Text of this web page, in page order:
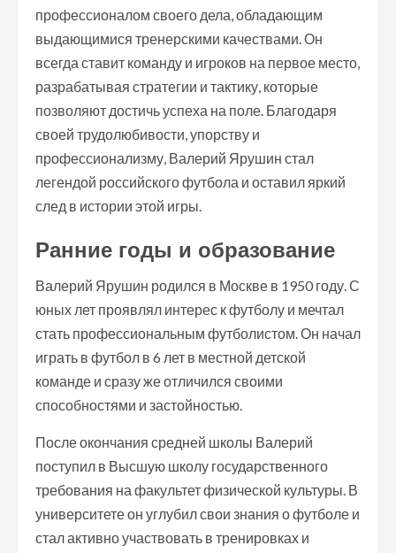
профессионалом своего дела, обладающим
выдающимися тренерскими качествами. Он
всегда ставит команду и игроков на первое место,
разрабатывая стратегии и тактику, которые
позволяют достичь успеха на поле. Благодаря
своей трудолюбивости, упорству и
профессионализму, Валерий Ярушин стал
легендой российского футбола и оставил яркий
след в истории этой игры.
Ранние годы и образование
Валерий Ярушин родился в Москве в 1950 году. С
юных лет проявлял интерес к футболу и мечтал
стать профессиональным футболистом. Он начал
играть в футбол в 6 лет в местной детской
команде и сразу же отличился своими
способностями и застойностью.
После окончания средней школы Валерий
поступил в Высшую школу государственного
требования на факультет физической культуры. В
университете он углубил свои знания о футболе и
стал активно участвовать в тренировках и